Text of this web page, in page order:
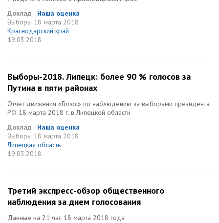
Доклад
Наша оценка
Выборы 18 марта 2018
Краснодарский край
19.03.2018
Выборы-2018. Липецк: более 90 % голосов за
Путина в пяти районах
Отчет движения «Голос» по наблюдению за выборами президента
РФ 18 марта 2018 г. в Липецкой области
Доклад
Наша оценка
Выборы 18 марта 2018
Липецкая область
19.03.2018
Третий экспресс-обзор общественного
наблюдения за днем голосования
Данные на 21 час 18 марта 2018 года